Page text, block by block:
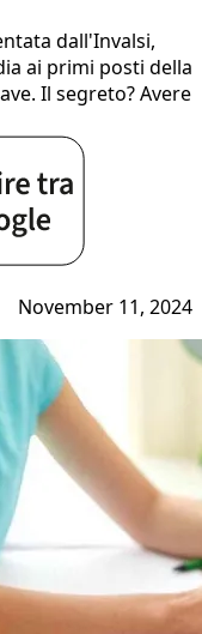
dall'Invalsi,
ai primi posti della
Il segreto? Avere
November 11, 2024